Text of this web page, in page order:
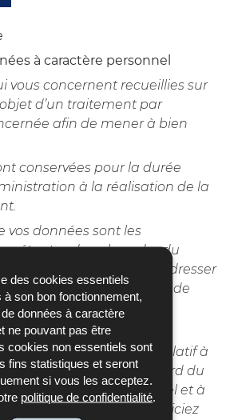
des cookies essentiels
à son bon fonctionnement,
données à caractère
ne pouvant pas être
cookies non essentiels sont
fins statistiques et seront
si vous les acceptez.
politique de confidentialité.
à caractère personnel
vous concernent recueillies sur
d’un traitement par
afin de mener à bien
conservées pour la durée
à la réalisation de la
vos données sont les
dans le cadre du
Veuillez-vous adresser
par votre demande
des données
règlement (UE) 2016/679
relatif à
physiques à l'égard du
à caractère personnel et à
ces données, vous bénéficiez